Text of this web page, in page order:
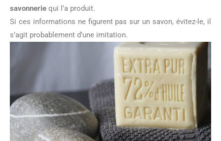
savonnerie qui l’a produit.
Si ces informations ne figurent pas sur un savon, évitez-le, il
s’agit probablement d’une imitation.